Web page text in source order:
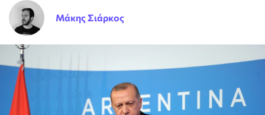
Μάκης Σιάρκος